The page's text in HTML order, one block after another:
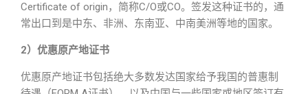
Certificate of origin，简称C/O或CO。签发这种证书的，通
常出口到是中东、非洲、东南亚、中南美洲等地的国家。
2）优惠原产地证书
优惠原产地证书包括绝大多数发达国家给予我国的普惠制